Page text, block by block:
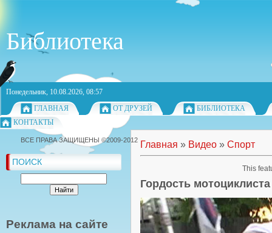
Библиотека
Понедельник, 10.08.2026, 08:57
ГЛАВНАЯ
ОТ ДРУЗЕЙ
БИБЛИОТЕКА
КОНТАКТЫ
ПОИСК
Реклама на сайте
Главная » Видео » Спорт
Гордость мотоциклиста
ВСЕ ПРАВА ЗАЩИЩЕНЫ ©2009-2012
This